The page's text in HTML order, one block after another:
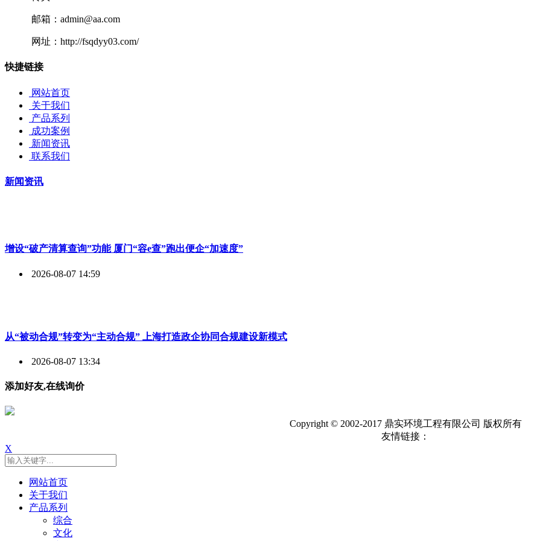
邮箱：admin@aa.com
网址：http://fsqdyy03.com/
快捷链接
网站首页
关于我们
产品系列
成功案例
新闻资讯
联系我们
新闻资讯
增设“破产清算查询”功能 厦门“容e查”跑出便企“加速度”
2026-08-07 14:59
从“被动合规”转变为“主动合规” 上海打造政企协同合规建设新模式
2026-08-07 13:34
添加好友,在线询价
Copyright © 2002-2017 鼎实环境工程有限公司 版权所有
友情链接：
X
网站首页
关于我们
产品系列
综合
文化